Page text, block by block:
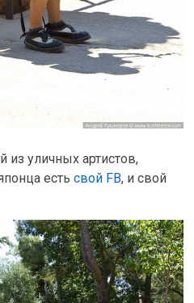
уличных артистов,
естьсвой FB, и свой